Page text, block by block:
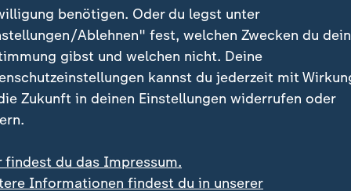
- in einem Viertel mit Industriegebäuden und
In einem Bürofenster hängt ein Schild: "Bitte
Wir sind eine gemeinnützige Organisation. Wir
Gebäude. Wir glauben, dass jeder ein Zuhause
Oregon gegen Trumps Militäreinsatz
Nächten zeigen den Einsatz von
durch Bundesbeamte. Lautstarke Provokationen
benötigen. Oder du legst unter
Ablehnen" fest, welchen Zwecken du
gibst und welchen nicht. Deine
kannst du jederzeit mit
Zukunft in deinen Einstellungen widerrufen oder
findest du das Impressum.
Informationen findest du in unserer